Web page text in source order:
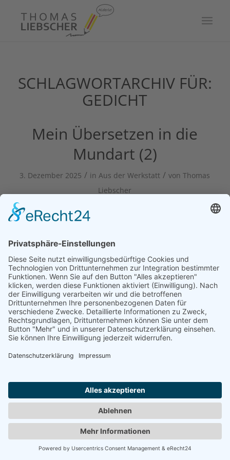
SCHLAGWORTARCHIV FÜR:
GEDICHT
Mein Übersetzen in die
Mundart (2)
3. Dezember 2025 / inAus der Werkstatt / vonThomas
Liebscher
Beliebte Geschichten, Gedichte oder Liedtexte in
eines berühmten italienischen Gedichts in die
badische Mundart gekommen ist.
Weiterlesen